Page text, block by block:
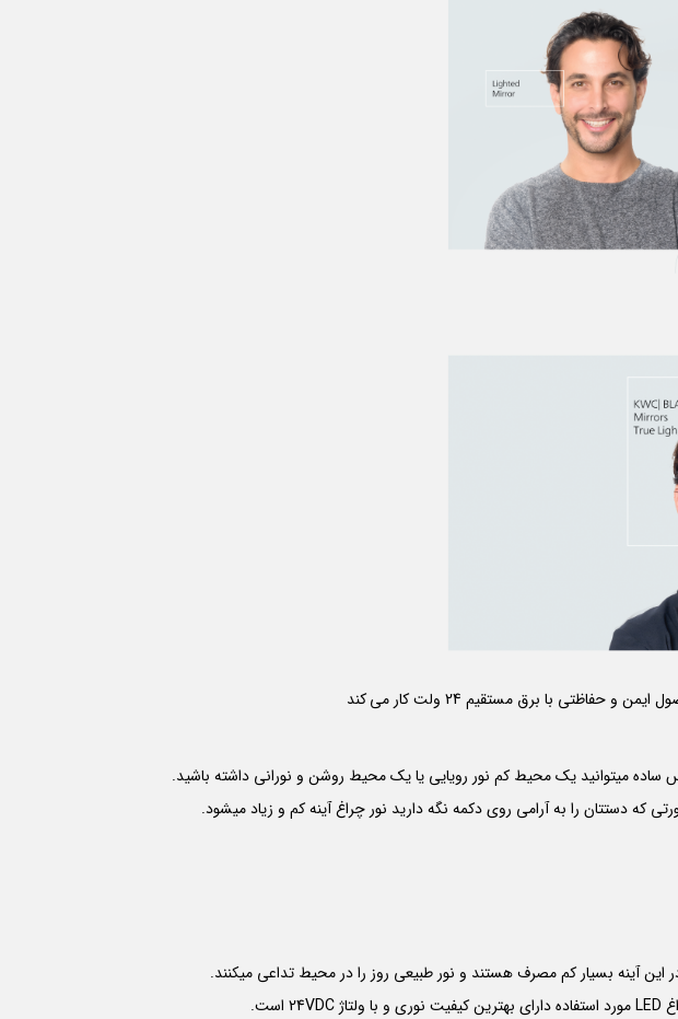
دستتان را به آرامی روی دکمه نگه دارید نور چراغ آینه کم و زیاد میشود.
این آینه بسیار کم مصرف هستند و نور طبیعی روز را در محیط تداعی میکنند.
LEDمورد استفاده دارای بهترین کیفیت نوری و با ولتاژ 24VDC است.